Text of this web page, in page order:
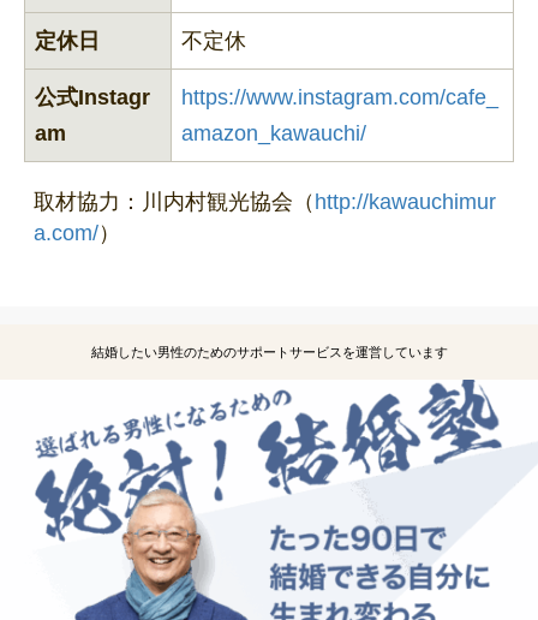
定休日 不定休
公式Instagr
am
https://www.instagram.com/cafe_
amazon_kawauchi/
取材協力：川内村観光協会（ http://kawauchimur
a.com/）
結婚したい男性のためのサポートサービスを運営しています